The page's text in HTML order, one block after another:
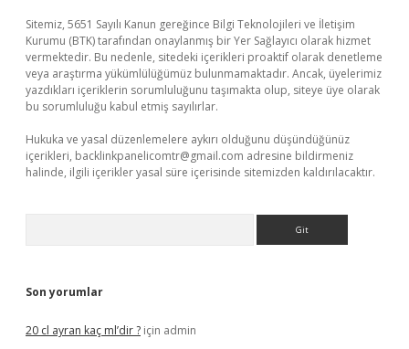
Sitemiz, 5651 Sayılı Kanun gereğince Bilgi Teknolojileri ve İletişim
Kurumu (BTK) tarafından onaylanmış bir Yer Sağlayıcı olarak hizmet
vermektedir. Bu nedenle, sitedeki içerikleri proaktif olarak denetleme
veya araştırma yükümlülüğümüz bulunmamaktadır. Ancak, üyelerimiz
yazdıkları içeriklerin sorumluluğunu taşımakta olup, siteye üye olarak
bu sorumluluğu kabul etmiş sayılırlar.
Hukuka ve yasal düzenlemelere aykırı olduğunu düşündüğünüz
içerikleri, backlinkpanelicomtr@gmail.com adresine bildirmeniz
halinde, ilgili içerikler yasal süre içerisinde sitemizden kaldırılacaktır.
Son yorumlar
20 cl ayran kaç ml’dir ? için admin